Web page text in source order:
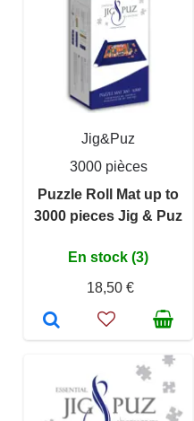
Jig&Puz
3000 pièces
Puzzle Roll Mat up to
3000 pieces Jig & Puz
En stock (3)
18,50 €